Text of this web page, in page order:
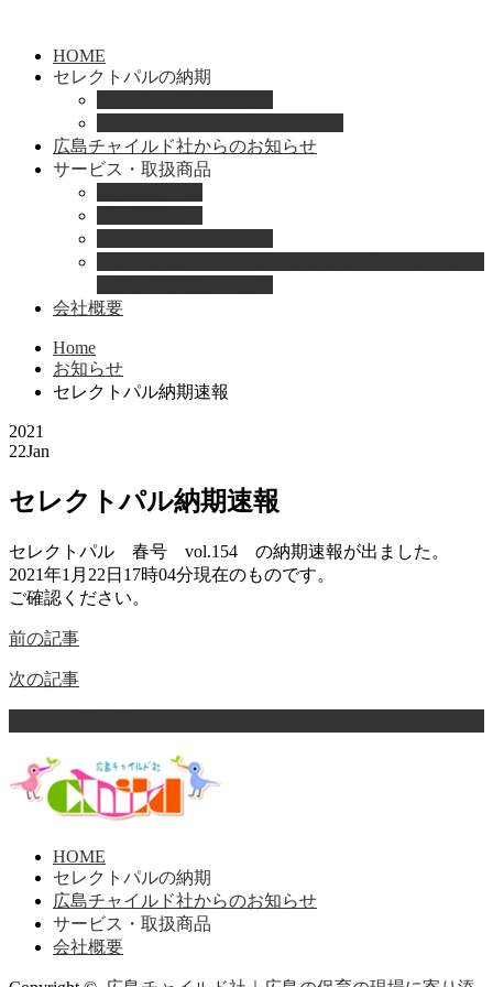
HOME
セレクトパルの納期
広島チャイルド社からのお知らせ
サービス・取扱商品
会社概要
Home
お知らせ
セレクトパル納期速報
2021
22Jan
セレクトパル納期速報
セレクトパル 春号 vol.154 の納期速報が出ました。
2021年1月22日17時04分現在のものです。
ご確認ください。
前の記事
次の記事
HOME
セレクトパルの納期
広島チャイルド社からのお知らせ
サービス・取扱商品
会社概要